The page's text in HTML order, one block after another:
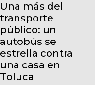
Una más del
transporte
público: un
autobús se
estrella contra
una casa en
Toluca